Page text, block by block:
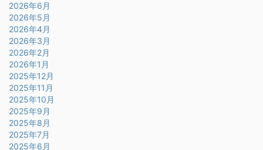
2026年6月
2026年5月
2026年4月
2026年3月
2026年2月
2026年1月
2025年12月
2025年11月
2025年10月
2025年9月
2025年8月
2025年7月
2025年6月